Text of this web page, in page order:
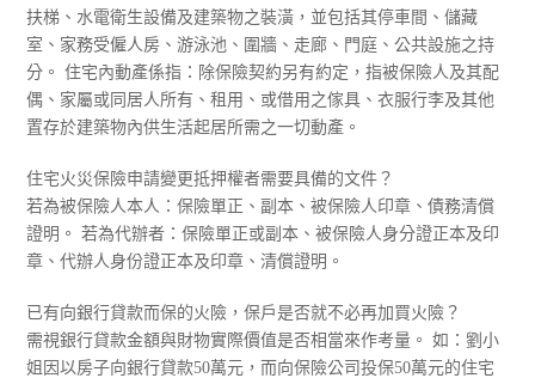
扶梯、水電衛生設備及建築物之裝潢，並包括其停車間、儲藏
室、家務受僱人房、游泳池、圍牆、走廊、門庭、公共設施之持
分。 住宅內動產係指：除保險契約另有約定，指被保險人及其配
偶、家屬或同居人所有、租用、或借用之傢具、衣服行李及其他
置存於建築物內供生活起居所需之一切動產。
住宅火災保險申請變更抵押權者需要具備的文件？
若為被保險人本人：保險單正、副本、被保險人印章、債務清償
證明。 若為代辦者：保險單正或副本、被保險人身分證正本及印
章、代辦人身份證正本及印章、清償證明。
已有向銀行貸款而保的火險，保戶是否就不必再加買火險？
需視銀行貸款金額與財物實際價值是否相當來作考量。 如：劉小
姐因以房子向銀行貸款50萬元，而向保險公司投保50萬元的住宅